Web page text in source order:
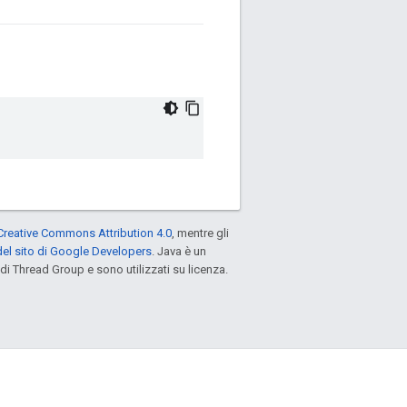
Commons Attribution 4.0, mentre gli
sito di Google Developers. Java è un
Thread Group e sono utilizzati su licenza.